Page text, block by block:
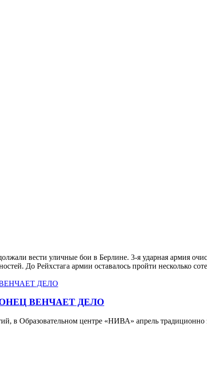
вести уличные бои в Берлине. 3-я ударная армия
До Рейхстага армии оставалось пройти несколько
КОНЕЦ ВЕНЧАЕТ ДЕЛО
в Образовательном центре «НИВА» апрель традиционно